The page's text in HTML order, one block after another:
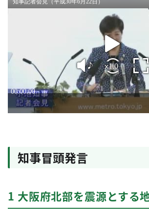
知事冒頭発言
1 大阪府北部を震源とする